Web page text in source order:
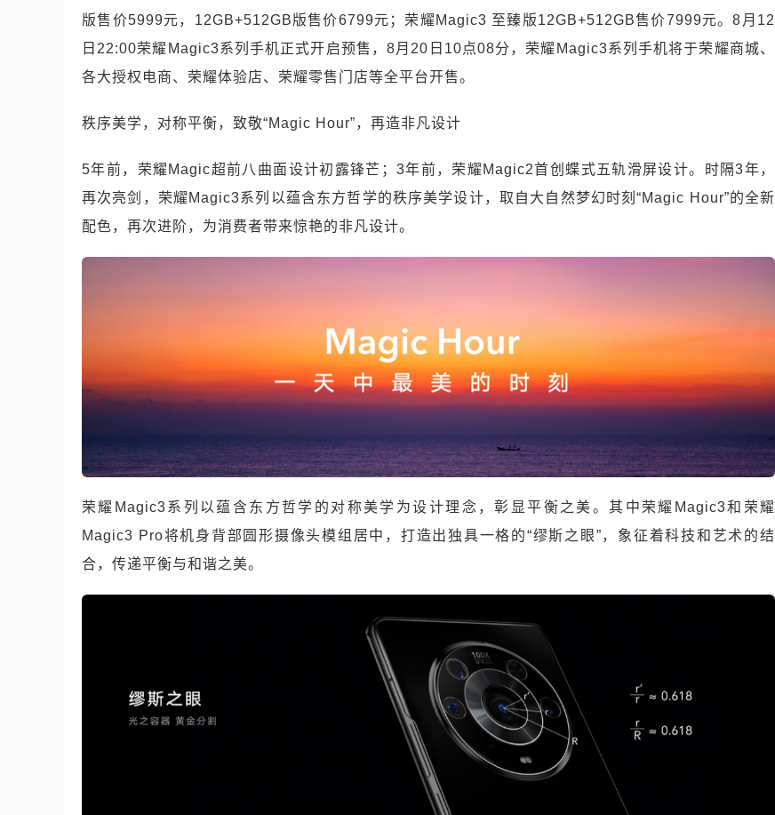
版售价5999元，12GB+512GB版售价6799元；荣耀Magic3 至臻版12GB+512GB售价7999元。8月12
日22:00荣耀Magic3系列手机正式开启预售，8月20日10点08分，荣耀Magic3系列手机将于荣耀商城、
各大授权电商、荣耀体验店、荣耀零售门店等全平台开售。
秩序美学，对称平衡，致敬“Magic Hour”，再造非凡设计
5年前，荣耀Magic超前八曲面设计初露锋芒；3年前，荣耀Magic2首创蝶式五轨滑屏设计。时隔3年，
再次亮剑，荣耀Magic3系列以蕴含东方哲学的秩序美学设计，取自大自然梦幻时刻“Magic Hour”的全新
配色，再次进阶，为消费者带来惊艳的非凡设计。
荣耀Magic3系列以蕴含东方哲学的对称美学为设计理念，彰显平衡之美。其中荣耀Magic3和荣耀
Magic3 Pro将机身背部圆形摄像头模组居中，打造出独具一格的“缪斯之眼”，象征着科技和艺术的结
合，传递平衡与和谐之美。